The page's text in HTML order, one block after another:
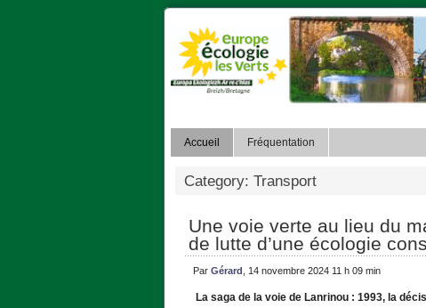
Accueil Fréquentation
Category: Transport
Une voie verte au lieu du
de lutte d’une écologie
Par Gérard , 14 novembre 2024 11 h 09 min
La saga de la voie de Lanrinou : 1993, la